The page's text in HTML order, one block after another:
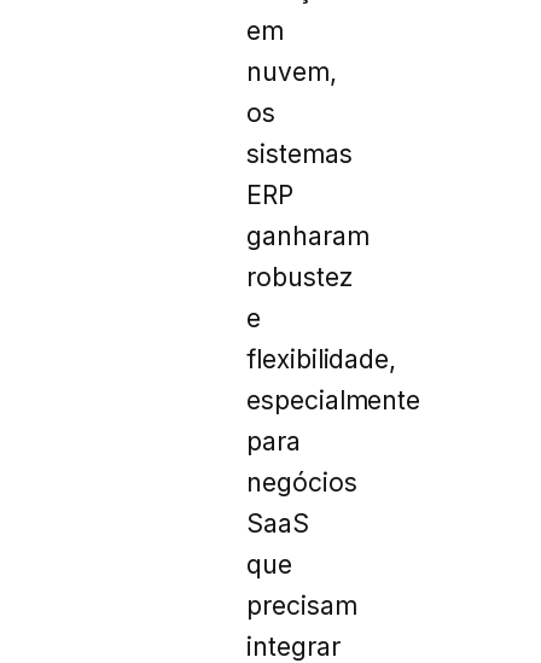
em
nuvem,
os
sistemas
ERP
ganharam
robustez
e
flexibilidade,
especialmente
para
negócios
SaaS
que
precisam
integrar